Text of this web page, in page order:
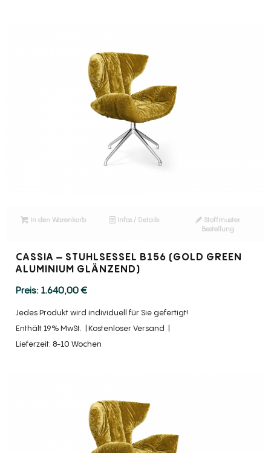
In den Warenkorb Infos / Details
Stoffmuster
Bestellung
CASSIA – STUHLSESSEL B156 (GOLD GREEN
ALUMINIUM GLÄNZEND)
1.640,00€
Jedes Produkt wird individuell für Sie gefertigt!
Enthält 19% MwSt.
Kostenloser Versand
Lieferzeit: 8-10 Wochen